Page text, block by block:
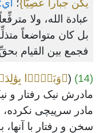
يكن جباراً عَصِيًّا}؛ أي:
عبادة الله، ولا
بل كان متواضعاً
فجمع بين القيام
(14)
(﴿وَبَرَّۢا
مادرش نیک رفتار و
مادر سرپیچی نکرده،
سخن و رفتار با